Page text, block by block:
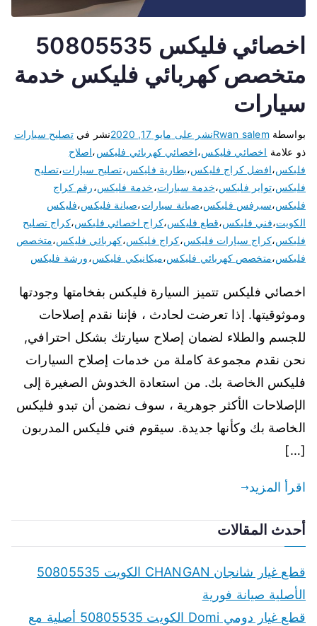
اخصائي فليكس 50805535
متخصص كهربائي فليكس خدمة
سيارات
بواسطة Rwan salemنشر على مايو 17, 2020 نشر فيتصليح سيارات
ذو علامة اخصائي فليكس،اخصائي كهربائي فليكس،اصلاح
فليكس،افضل كراج فليكس،بطارية فليكس،تصليح سيارات،تصليح
فليكس،تواير فليكس،خدمة سيارات،خدمة فليكس،رقم كراج
فليكس،سيرفس فليكس،صيانة سيارات،صيانة فليكس،فليكس
الكويت،فني فليكس،قطع فليكس،كراج اخصائي فليكس،كراج تصليح
فليكس،كراج سيارات فليكس،كراج فليكس،كهربائي فليكس،متخصص
فليكس،متخصص كهربائي فليكس،ميكانيكي فليكس،ورشة فليكس
اخصائي فليكس تتميز السيارة فليكس بفخامتها وجودتها
وموثوقيتها. إذا تعرضت لحادث ، فإننا نقدم إصلاحات
للجسم والطلاء لضمان إصلاح سيارتك بشكل احترافي,
نحن نقدم مجموعة كاملة من خدمات إصلاح السيارات
فليكس الخاصة بك. من استعادة الخدوش الصغيرة إلى
الإصلاحات الأكثر جوهرية ، سوف نضمن أن تبدو فليكس
الخاصة بك وكأنها جديدة. سيقوم فني فليكس المدربون
[…]
اقرأ المزيد
أحدث المقالات
قطع غيار شانجان CHANGAN الكويت 50805535
الأصلية صيانة فورية
قطع غيار دومي Domi الكويت 50805535 أصلية مع